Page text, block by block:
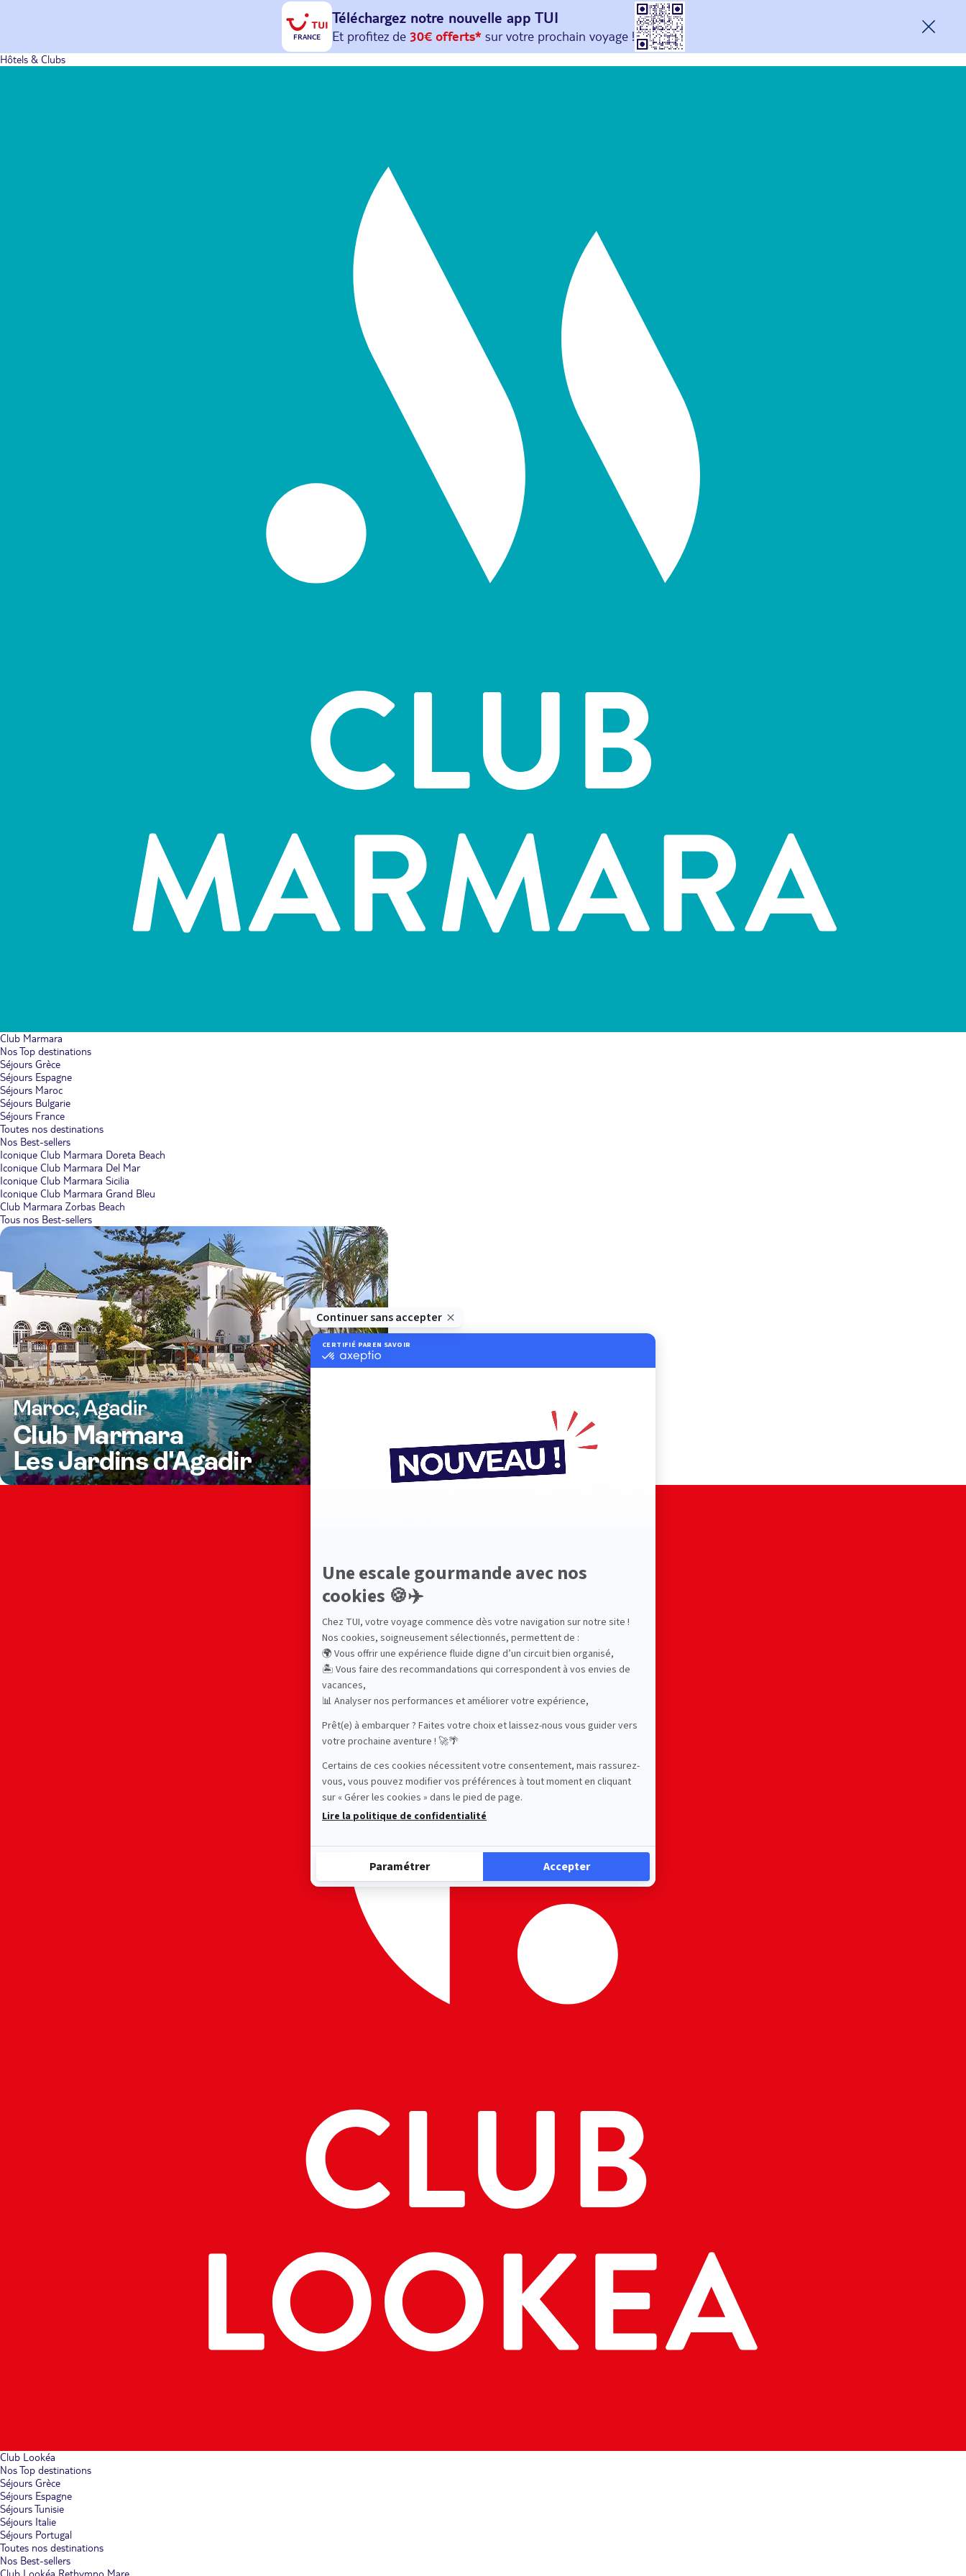
FRANCE
Téléchargez notre nouvelle app TUI
Et profitez de 30€ offerts* sur votre prochain voyage !
avec le code :HAPPYAPP
Hôtels & Clubs
Club Marmara
Nos Top destinations
Séjours Grèce
Séjours Espagne
Séjours Maroc
Séjours Bulgarie
Séjours France
Toutes nos destinations
Nos Best-sellers
Iconique Club Marmara Doreta Beach
Iconique Club Marmara Del Mar
Iconique Club Marmara Sicilia
Iconique Club Marmara Grand Bleu
Club Marmara Zorbas Beach
Tous nos Best-sellers
Club Lookéa
Nos Top destinations
Séjours Grèce
Séjours Espagne
Séjours Tunisie
Séjours Italie
Séjours Portugal
Toutes nos destinations
Nos Best-sellers